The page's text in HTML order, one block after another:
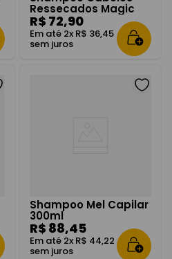
Ressecados Magic
Repair 300ml
R$ 72,90
Em até 2x R$ 36,45
sem juros
Shampoo Mel Capilar
300ml
R$ 88,45
Em até 2x R$ 44,22
sem juros